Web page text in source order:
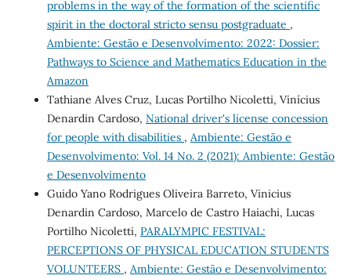
problems in the way of the formation of the scientific
spirit in the doctoral stricto sensu postgraduate ,
Ambiente: Gestão e Desenvolvimento: 2022: Dossier:
Pathways to Science and Mathematics Education in the
Amazon
Tathiane Alves Cruz, Lucas Portilho Nicoletti, Vinícius
Denardin Cardoso, National driver's license concession
for people with disabilities , Ambiente: Gestão e
Desenvolvimento: Vol. 14 No. 2 (2021): Ambiente: Gestão
e Desenvolvimento
Guido Yano Rodrigues Oliveira Barreto, Vinicius
Denardin Cardoso, Marcelo de Castro Haiachi, Lucas
Portilho Nicoletti, PARALYMPIC FESTIVAL:
PERCEPTIONS OF PHYSICAL EDUCATION STUDENTS
VOLUNTEERS , Ambiente: Gestão e Desenvolvimento: